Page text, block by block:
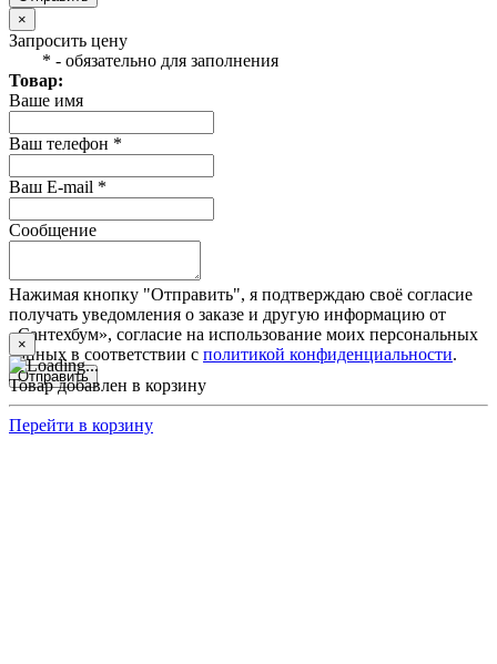
×
Запросить цену
* - обязательно для заполнения
Товар:
Ваше имя
Ваш телефон *
Ваш E-mail *
Сообщение
Нажимая кнопку "Отправить", я подтверждаю своё согласие
получать уведомления о заказе и другую информацию от
«Сантехбум», согласие на использование моих персональных
данных в соответствии с политикой конфиденциальности.
Отправить
×
Товар добавлен в корзину
Перейти в корзину